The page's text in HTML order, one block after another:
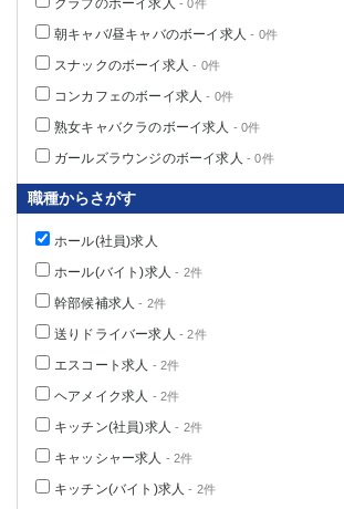
クラブのボーイ求人 - 0件
朝キャバ/昼キャバのボーイ求人 - 0件
スナックのボーイ求人 - 0件
コンカフェのボーイ求人 - 0件
熟女キャバクラのボーイ求人 - 0件
ガールズラウンジのボーイ求人 - 0件
職種からさがす
ホール(社員)求人
ホール(バイト)求人 - 2件
幹部候補求人 - 2件
送りドライバー求人 - 2件
エスコート求人 - 2件
ヘアメイク求人 - 2件
キッチン(社員)求人 - 2件
キャッシャー求人 - 2件
キッチン(バイト)求人 - 2件